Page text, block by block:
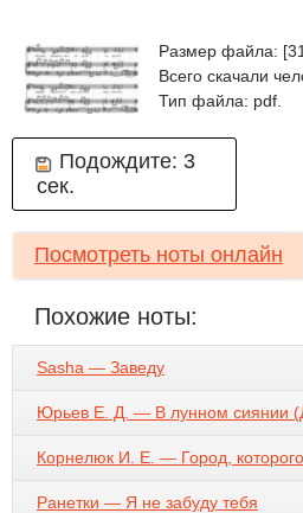
Размер файла:
Всего скачали
Тип файла: pdf.
Подождите: 3
сек.
Посмотреть ноты онлайн
Похожие ноты:
Sasha — Заведу
Юрьев Е. Д. — В лунном сиянии
Корнелюк И. Е. — Город,
Ранетки — Я не забуду тебя